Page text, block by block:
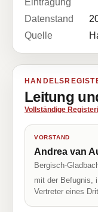
Eintragung
Datenstand
Quelle
Leitung
Vollständige
VORSTAND
Andrea van
Bergisch-
mit der Befugnis,
Vertreter eines